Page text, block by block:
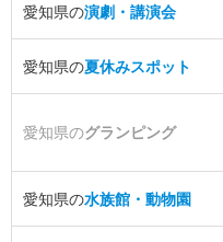
愛知県の演劇・講演会
愛知県の夏休みスポット
愛知県のグランピング
愛知県の水族館・動物園